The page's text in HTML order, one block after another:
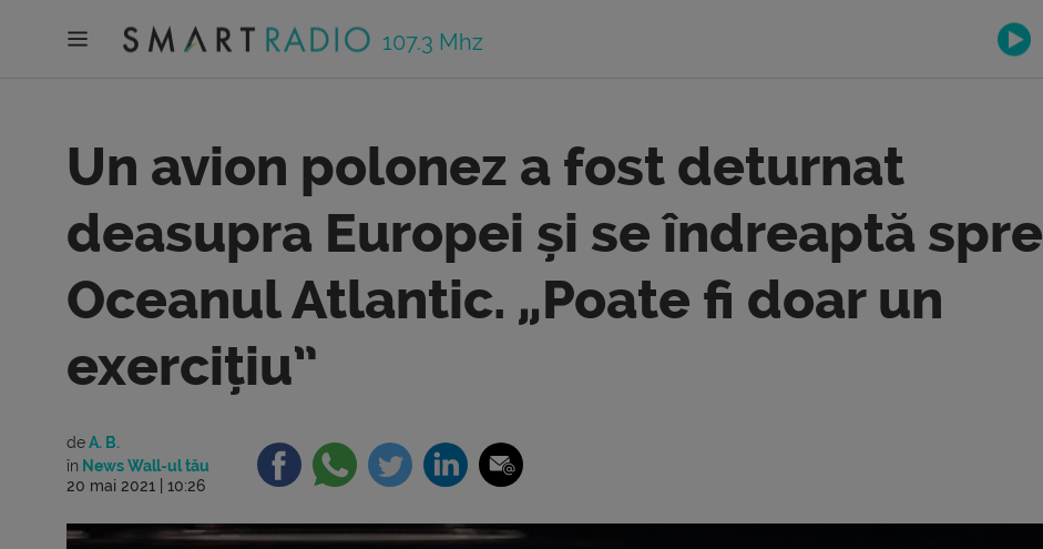
107.3 Mhz
Un avion polonez a fost deturnat
deasupra Europei și se îndreaptă spre
Oceanul Atlantic. „Poate fi doar un
exercițiu”
deA. B.
în News Wall-ul tău
20 mai 2021 | 10:26